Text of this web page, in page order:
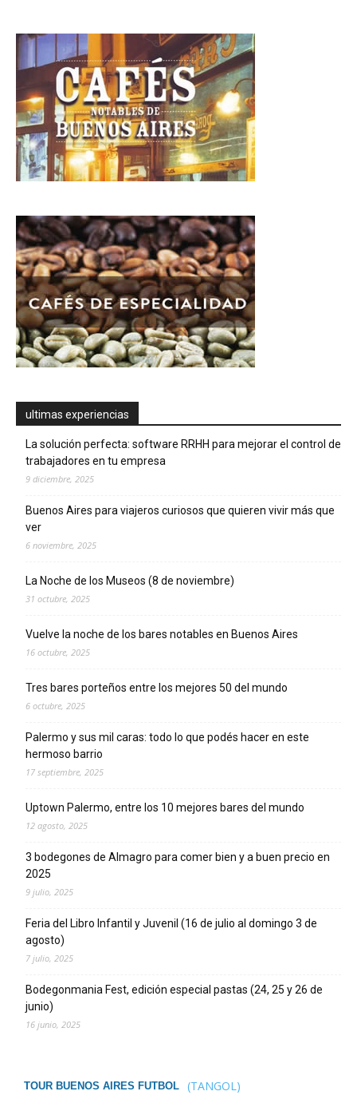
ultimas experiencias
La solución perfecta: software RRHH para mejorar el control de
trabajadores en tu empresa
9 diciembre, 2025
Buenos Aires para viajeros curiosos que quieren vivir más que
ver
6 noviembre, 2025
La Noche de los Museos (8 de noviembre)
31 octubre, 2025
Vuelve la noche de los bares notables en Buenos Aires
16 octubre, 2025
Tres bares porteños entre los mejores 50 del mundo
6 octubre, 2025
Palermo y sus mil caras: todo lo que podés hacer en este
hermoso barrio
17 septiembre, 2025
Uptown Palermo, entre los 10 mejores bares del mundo
12 agosto, 2025
3 bodegones de Almagro para comer bien y a buen precio en
2025
9 julio, 2025
Feria del Libro Infantil y Juvenil (16 de julio al domingo 3 de
agosto)
7 julio, 2025
Bodegonmania Fest, edición especial pastas (24, 25 y 26 de
junio)
16 junio, 2025
TOUR BUENOS AIRES FUTBOL (TANGOL)